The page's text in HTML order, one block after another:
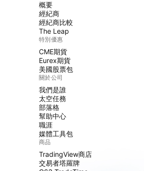
概要
經紀商
經紀商比較
The Leap
特別優惠
CME期貨
Eurex期貨
美國股票包
關於公司
我們是誰
太空任務
部落格
幫助中心
職涯
媒體工具包
商品
TradingView商店
交易者塔羅牌